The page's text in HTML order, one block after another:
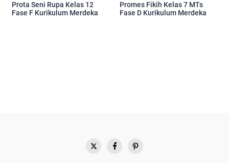
Prota Seni Rupa Kelas 12
Fase F Kurikulum Merdeka
Promes Fikih Kelas 7 MTs
Fase D Kurikulum Merdeka